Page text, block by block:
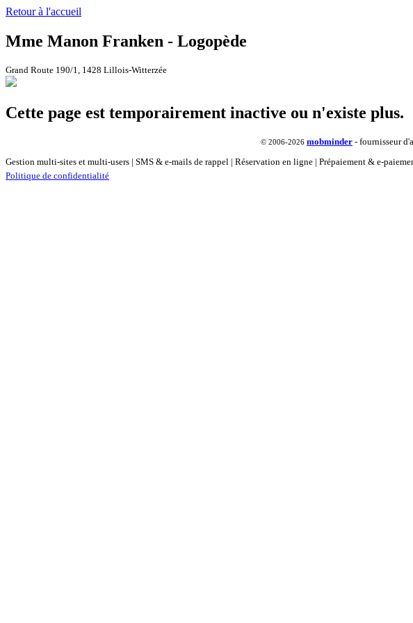
Retour à l'accueil
Mme Manon Franken - Logopède
Grand Route 190/1, 1428 Lillois-Witterzée
Cette page est temporairement inactive ou n'existe plus.
© 2006-2026 mobminder - fournisseur
Gestion multi-sites et multi-users | SMS & e-mails de rappel | Réservation en ligne | Prépaiement & e-
Politique de confidentialité